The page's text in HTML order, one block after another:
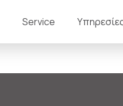
Service